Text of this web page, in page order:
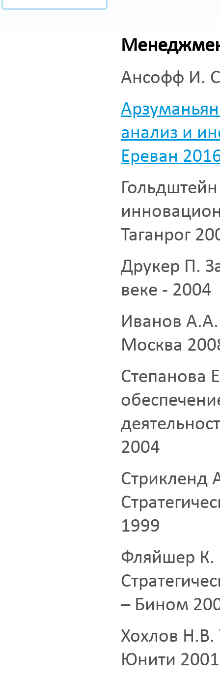
Ансофф И.
Арзуманьян
анализ и
Ереван
Гольдштейн
Таганрог
Друкер П.
веке - 2004
Иванов
Москва
Степанова
2004
Стрикленд
1999
Фляйшер К.
– Бином
Хохлов Н.В.
Юнити 2001